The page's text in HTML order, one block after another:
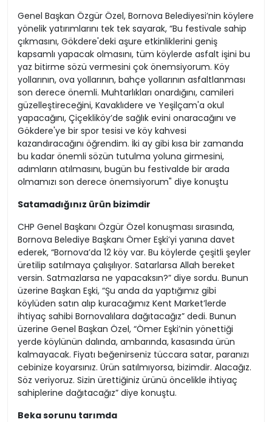
Genel Başkan Özgür Özel, Bornova Belediyesi’nin köylere
yönelik yatırımlarını tek tek sayarak, “Bu festivale sahip
çıkmasını, Gökdere'deki aşure etkinliklerini geniş
kapsamlı yapacak olmasını, tüm köylerde asfalt işini bu
yaz bitirme sözü vermesini çok önemsiyorum. Köy
yollarının, ova yollarının, bahçe yollarının asfaltlanması
son derece önemli. Muhtarlıkları onardığını, camileri
güzelleştireceğini, Kavaklıdere ve Yeşilçam'a okul
yapacağını, Çiçekliköy’de sağlık evini onaracağını ve
Gökdere'ye bir spor tesisi ve köy kahvesi
kazandıracağını öğrendim. İki ay gibi kısa bir zamanda
bu kadar önemli sözün tutulma yoluna girmesini,
adımların atılmasını, bugün bu festivalde bir arada
olmamızı son derece önemsiyorum" diye konuştu
Satamadığınız ürün bizimdir
CHP Genel Başkanı Özgür Özel konuşması sırasında,
Bornova Belediye Başkanı Ömer Eşki’yi yanına davet
ederek, “Bornova’da 12 köy var. Bu köylerde çeşitli şeyler
üretilip satılmaya çalışılıyor. Satarlarsa Allah bereket
versin. Satmazlarsa ne yapacaksın?” diye sordu. Bunun
üzerine Başkan Eşki, “Şu anda da yaptığımız gibi
köylüden satın alıp kuracağımız Kent Market’lerde
ihtiyaç sahibi Bornovalılara dağıtacağız” dedi. Bunun
üzerine Genel Başkan Özel, “Ömer Eşki’nin yönettiği
yerde köylünün dalında, ambarında, kasasında ürün
kalmayacak. Fiyatı beğenirseniz tüccara satar, paranızı
cebinize koyarsınız. Ürün satılmıyorsa, bizimdir. Alacağız.
Söz veriyoruz. Sizin ürettiğiniz ürünü öncelikle ihtiyaç
sahiplerine dağıtacağız” diye konuştu.
Beka sorunu tarımda